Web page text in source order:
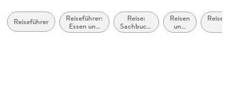
Verlag/Hersteller
Müller, Michael GmbH
Reiseführer
Reiseführer:
Essen und
Trinken
Reise:
Sachbuch,
Ratgeber
Reisen
und
Urlaub